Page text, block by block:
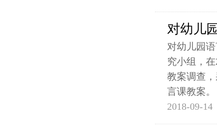
对幼儿
对幼儿园
究小组，
教案调查
言课教案。
2018-09-14